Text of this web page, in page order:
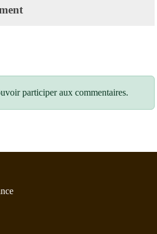
participer aux commentaires.